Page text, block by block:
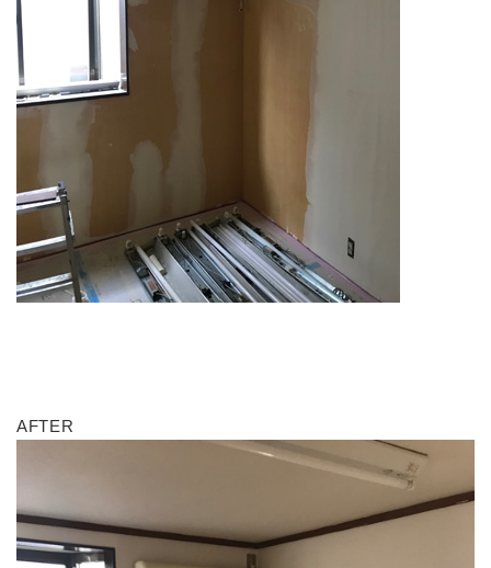
AFTER